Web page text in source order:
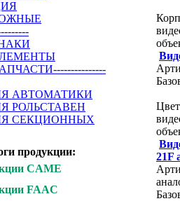
АВТОМАТИКИ
РОЛЬСТАВЕН
СЕКЦИОННЫХ
продукции:
CAME
FAAC
21F